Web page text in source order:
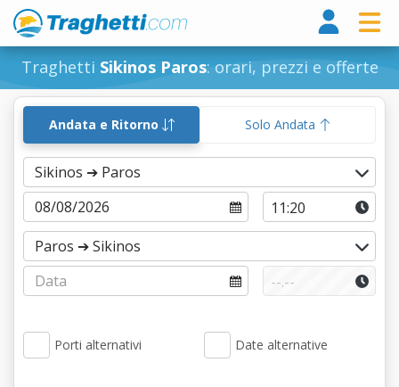
Traghetti Sikinos Paros: orari, prezzi e offerte
Andata e Ritorno Solo Andata
Porti alternativi Date alternative